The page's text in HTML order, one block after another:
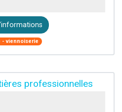
- viennoiserie
professionnelles